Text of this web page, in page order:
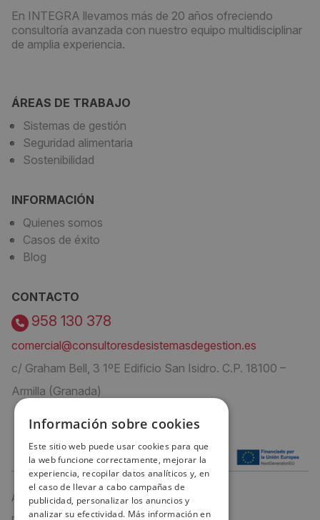
En INTEGRA llevamos más de 20 años ofreciendo
consultoría avanzada con nuestro equipo multidisciplinar
de amplia experiencia.
ÁREAS DE TRABAJO
Sistemas de gestión
Seguridad alimentaria
Sostenibilidad
INFORMACIÓN
Quienes somos
Casos de éxito
Blog
CONTACTO
958 130 378
comercial@consultoresdesistemasdegestion.es
c/ Graham Bell, 3 1ºE Edificio San Isidro. C.P. 18100 –
Armilla (Granada)
Aviso Legal
Información sobre cookies
Este sitio web puede usar cookies para que
la web funcione correctamente, mejorar la
experiencia, recopilar datos analíticos y, en
el caso de llevar a cabo campañas de
publicidad, personalizar los anuncios y
analizar su efectividad. Más información en